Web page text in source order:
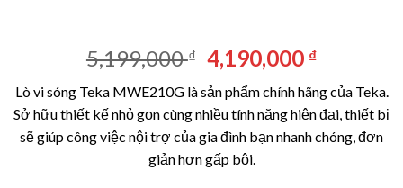
5,199,000₫ Giá
gốc
là:
5,199,000 ₫.
4,190,000 ₫Giá
hiện
tại
là:
Lò vi sóng Teka MWE210G là sản phẩm chính hãng của Teka.
Sở hữu thiết kế nhỏ gọn cùng nhiều tính năng hiện đại, thiết bị
sẽ giúp công việc nội trợ của gia đình bạn nhanh chóng, đơn
giản hơn gấp bội.